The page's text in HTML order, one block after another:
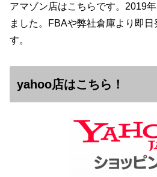
アマゾン店はこちらです。2019
ました。FBAや弊社倉庫より即日
す。
yahoo店はこちら！